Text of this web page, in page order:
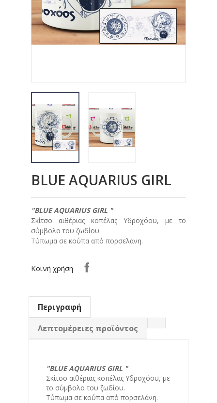
BLUE AQUARIUS GIRL
"BLUEAQUARIUS GIRL "
Σκίτσο αιθέριας κοπέλας Υδροχόου, με το
σύμβολο του ζωδίου.
Τύπωμα σε κούπα από πορσελάνη.
Κοινή χρήση
Περιγραφή
Λεπτομέρειες προϊόντος
"BLUEAQUARIUS GIRL "
Σκίτσο αιθέριας κοπέλας Υδροχόου, με
το σύμβολο του ζωδίου.
Τύπωμα σε κούπα από πορσελάνη.